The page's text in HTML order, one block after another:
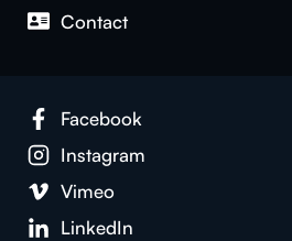
Con­tact
Face­book
Insta­gram
Vimeo
LinkedIn